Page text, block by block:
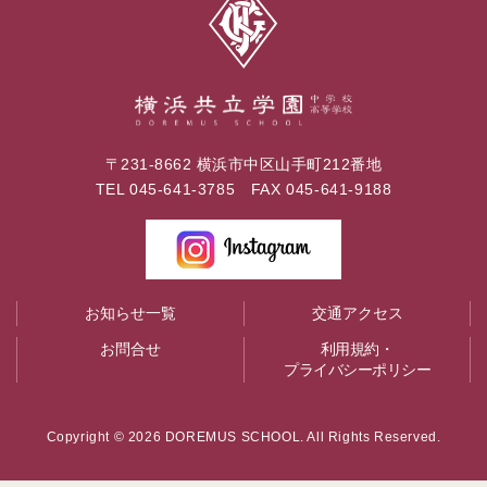
〒231-8662 横浜市中区山手町212番地
TEL 045-641-3785 FAX 045-641-9188
お知らせ一覧 交通アクセス
お問合せ
利用規約・
プライバシーポリシー
Copyright © 2026 DOREMUS SCHOOL. All Rights Reserved.